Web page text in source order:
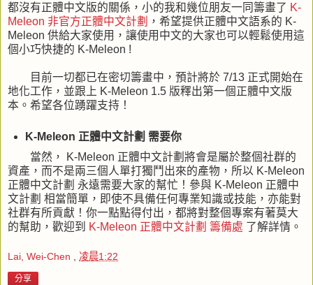
都沒有正體中文版的關係，小的我和幾位朋友一同籌畫了 K-
Meleon 非官方正體中文計劃 ，希望提供正體中文語系的 K-
Meleon 供給大家使用，讓使用中文的大家也可以輕鬆使用這
個小巧快捷的 K-Meleon !
目前一切都已在密切籌畫中，預計將於 7/13 正式開始在
地化工作，並跟上 K-Meleon 1.5 版釋出第一個正體中文版
本。希望各位踴躍支持！
K-Meleon 正體中文計劃 需要你
當然， K-Meleon 正體中文計劃將會是屬於整個社群的
資產，而不是兩三個人單打獨鬥出來的產物，所以 K-Meleon
正體中文計劃 永遠需要大家的幫忙！參與 K-Meleon 正體中
文計劃 相當簡單，即使不具備任何專業知識或技能，亦能對
社群有所貢獻！你一點點得付出，都將對整個專案有著莫大
的幫助，歡迎到 K-Meleon 正體中文計劃 籌備處 了解詳情。
Lai, Wei-Chen , 凌晨1:22
分享